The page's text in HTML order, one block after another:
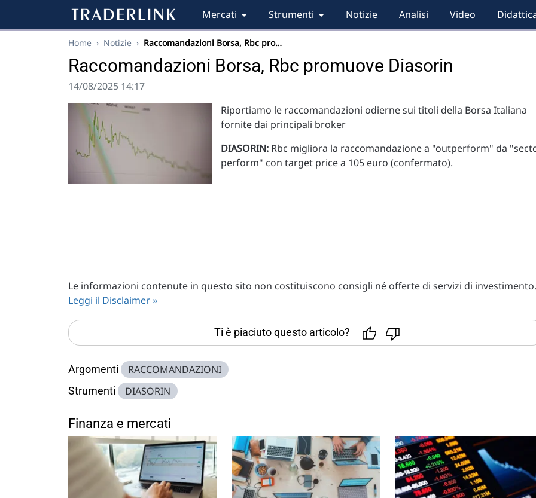
Mercati Strumenti Notizie Analisi Video
Home › Notizie › Raccomandazioni Borsa, Rbc pro…
Raccomandazioni Borsa, Rbc promuove Diasorin
14/08/2025 14:17
Riportiamo le raccomandazioni odierne sui titoli della Borsa Italiana
fornite dai principali broker
DIASORIN: Rbc migliora la raccomandazione a "outperform" da
perform" con target price a 105 euro (confermato).
Le informazioni contenute in questo sito non costituiscono consigli né offerte di servizi di investimento.
Leggi il Disclaimer »
Ti è piaciuto questo articolo?
Argomenti RACCOMANDAZIONI
Strumenti DIASORIN
Finanza e mercati